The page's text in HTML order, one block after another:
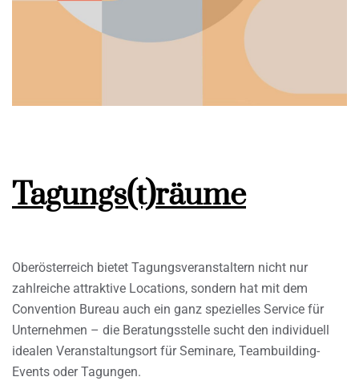
Tagungs(t)räume
Oberösterreich bietet Tagungsveranstaltern nicht nur
zahlreiche attraktive Locations, sondern hat mit dem
Convention Bureau auch ein ganz spezielles Service für
Unternehmen – die Beratungsstelle sucht den individuell
idealen Veranstaltungsort für Seminare, Teambuilding-
Events oder Tagungen.